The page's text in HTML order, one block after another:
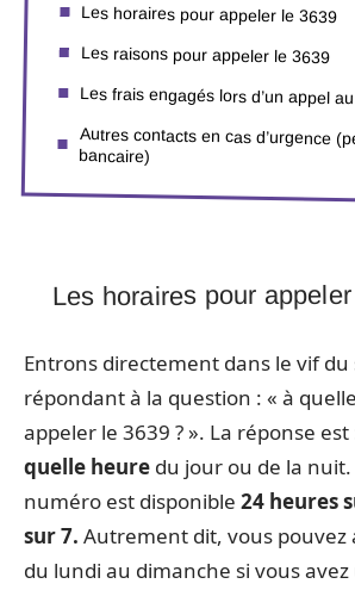
Les horaires pour appeler le 3639
Les raisons pour appeler le 3639
Les frais engagés lors d’un appel
Autres contacts en cas d’urgence
bancaire)
Les horaires pour
Entrons directement dans le vif du
répondant à la question : « à
appeler le 3639 ? ». La réponse est
quelle heure du jour ou de la
numéro est disponible 24 heures
sur 7. Autrement dit, vous pouvez
du lundi au dimanche si vous avez